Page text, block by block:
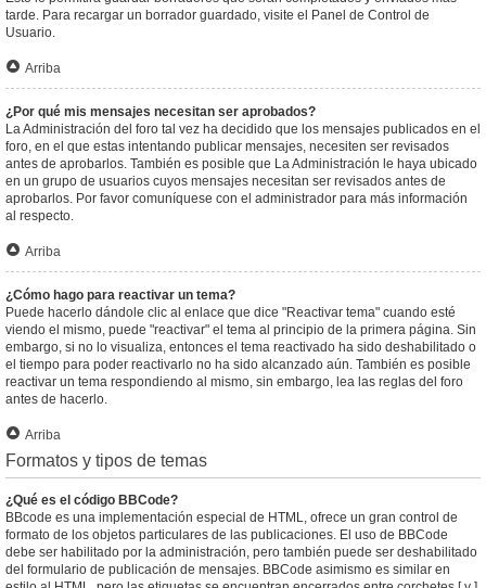
tarde. Para recargar un borrador guardado, visite el Panel de Control de
Usuario.
Arriba
¿Por qué mis mensajes necesitan ser aprobados?
La Administración del foro tal vez ha decidido que los mensajes publicados en el
foro, en el que estas intentando publicar mensajes, necesiten ser revisados
antes de aprobarlos. También es posible que La Administración le haya ubicado
en un grupo de usuarios cuyos mensajes necesitan ser revisados antes de
aprobarlos. Por favor comuníquese con el administrador para más información
al respecto.
Arriba
¿Cómo hago para reactivar un tema?
Puede hacerlo dándole clic al enlace que dice "Reactivar tema" cuando esté
viendo el mismo, puede "reactivar" el tema al principio de la primera página. Sin
embargo, si no lo visualiza, entonces el tema reactivado ha sido deshabilitado o
el tiempo para poder reactivarlo no ha sido alcanzado aún. También es posible
reactivar un tema respondiendo al mismo, sin embargo, lea las reglas del foro
antes de hacerlo.
Arriba
Formatos y tipos de temas
¿Qué es el código BBCode?
BBcode es una implementación especial de HTML, ofrece un gran control de
formato de los objetos particulares de las publicaciones. El uso de BBCode
debe ser habilitado por la administración, pero también puede ser deshabilitado
del formulario de publicación de mensajes. BBCode asimismo es similar en